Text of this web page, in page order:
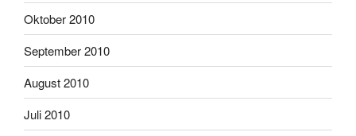
Oktober 2010
September 2010
August 2010
Juli 2010